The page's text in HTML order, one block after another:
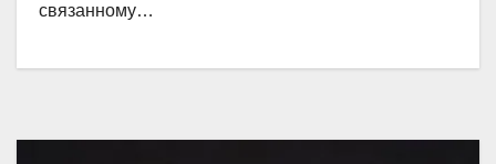
связанному…